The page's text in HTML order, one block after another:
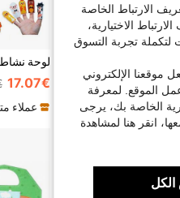
17.07€
عملاء
الارتباط الخاصة
الاختيارية،
لتكملة تجربة التسوق
الإلكتروني
الموقع. لمعرفة
الخاصة بك، يرجى
انقر هنا لمشاهدة